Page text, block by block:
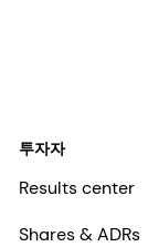
투자자
Results center
Shares & ADRs